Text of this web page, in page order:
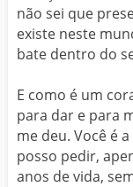
não sei que
existe neste
bate dentro do
E como é um
para dar e para
me deu. Você é
posso pedir,
anos de vida,